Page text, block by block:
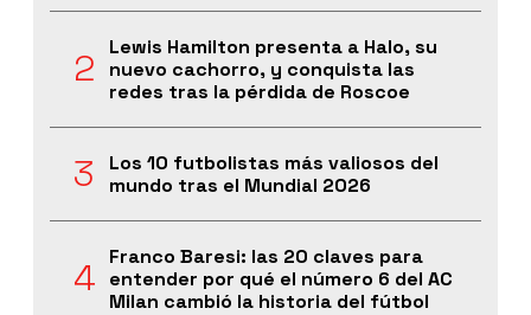
Lewis Hamilton presenta a Halo, su
nuevo cachorro, y conquista las
redes tras la pérdida de Roscoe
Los 10 futbolistas más valiosos del
mundo tras el Mundial 2026
Franco Baresi: las 20 claves para
entender por qué el número 6 del AC
Milan cambió la historia del fútbol